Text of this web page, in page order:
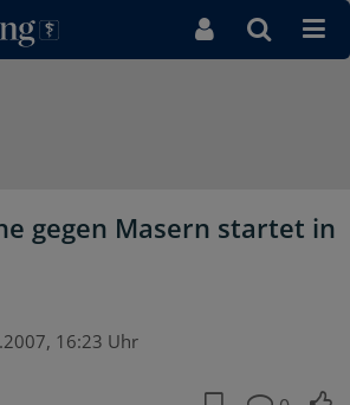
gegen Masern startet in
16:23 Uhr